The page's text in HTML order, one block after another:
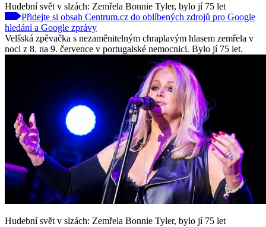
Hudební svět v slzách: Zemřela Bonnie Tyler, bylo jí 75 let
Přidejte si obsah Centrum.cz do oblíbených zdrojů pro Google
hledání a Google zprávy
Velšská zpěvačka s nezaměnitelným chraplavým hlasem zemřela v
noci z 8. na 9. července v portugalské nemocnici. Bylo jí 75 let.
Hudební svět v slzách: Zemřela Bonnie Tyler, bylo jí 75 let